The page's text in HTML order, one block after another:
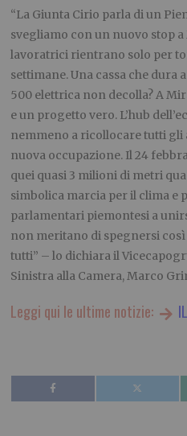
“La Giunta Cirio parla di un
svegliamo con un nuovo stop
lavoratrici rientrano solo per
settimane. Una cassa che dura
500 elettrica non decolla? A
e un progetto vero. L’hub
nemmeno a ricollocare tutti gli
nuova occupazione. Il 24
quei quasi 3 milioni di metri
simbolica marcia per il clima e
parlamentari piemontesi a
non meritano di spegnersi
tutti” – lo dichiara il
Sinistra alla Camera, Marco
Leggi qui le ultime notizie: